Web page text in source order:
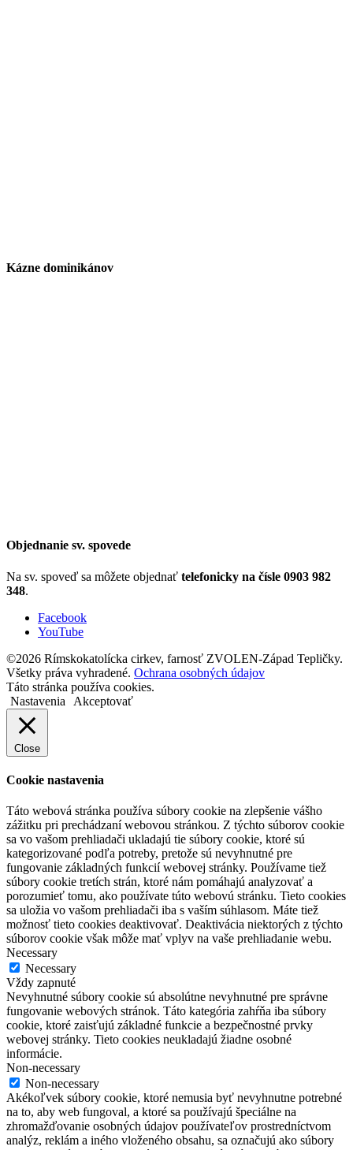
Kázne dominikánov
Objednanie sv. spovede
Na sv. spoveď sa môžete objednať telefonicky na čísle 0903 982
348.
Facebook
YouTube
©2026 Rímskokatolícka cirkev, farnosť ZVOLEN-Západ Tepličky.
Všetky práva vyhradené. Ochrana osobných údajov
Táto stránka používa cookies.
Nastavenia
Akceptovať
Close
Cookie nastavenia
Táto webová stránka používa súbory cookie na zlepšenie vášho
zážitku pri prechádzaní webovou stránkou. Z týchto súborov cookie
sa vo vašom prehliadači ukladajú tie súbory cookie, ktoré sú
kategorizované podľa potreby, pretože sú nevyhnutné pre
fungovanie základných funkcií webovej stránky. Používame tiež
súbory cookie tretích strán, ktoré nám pomáhajú analyzovať a
porozumieť tomu, ako používate túto webovú stránku. Tieto cookies
sa uložia vo vašom prehliadači iba s vaším súhlasom. Máte tiež
možnosť tieto cookies deaktivovať. Deaktivácia niektorých z týchto
súborov cookie však môže mať vplyv na vaše prehliadanie webu.
Necessary
Necessary
Vždy zapnuté
Nevyhnutné súbory cookie sú absolútne nevyhnutné pre správne
fungovanie webových stránok. Táto kategória zahŕňa iba súbory
cookie, ktoré zaisťujú základné funkcie a bezpečnostné prvky
webovej stránky. Tieto cookies neukladajú žiadne osobné
informácie.
Non-necessary
Non-necessary
Akékoľvek súbory cookie, ktoré nemusia byť nevyhnutne potrebné
na to, aby web fungoval, a ktoré sa používajú špeciálne na
zhromažďovanie osobných údajov používateľov prostredníctvom
analýz, reklám a iného vloženého obsahu, sa označujú ako súbory